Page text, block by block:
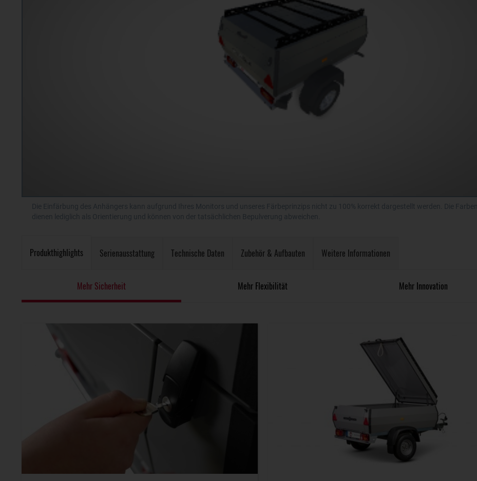
Die Einfärbung des Anhängers kann aufgrund Ihres Monitors und unseres Färbeprinzips nicht zu 100% korrekt dargestellt werden. Die Farben
dienen lediglich als Orientierung und können von der tatsächlichen Bepulverung abweichen.
Produkthighlights Serienausstattung Technische Daten Zubehör & Aufbauten Weitere Informationen
Mehr Sicherheit Mehr Flexibilität Mehr Innovation